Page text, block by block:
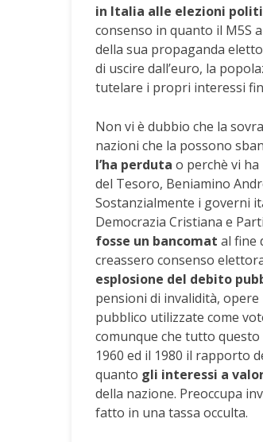
in Italia alle elezioni
consenso in quanto il M5S
della sua propaganda
di uscire dall’euro, la
tutelare i propri interessi
Non vi è dubbio che la
nazioni che la possono
l’ha perduta o perchè vi
del Tesoro, Beniamino
Sostanzialmente i governi
Democrazia Cristiana e
fosse un bancomat al fine
creassero consenso
esplosione del debito
pensioni di invalidità,
pubblico utilizzate come
comunque che tutto
1960 ed il 1980 il rapporto
quanto gli interessi a
della nazione. Preoccupa
fatto in una tassa occulta.